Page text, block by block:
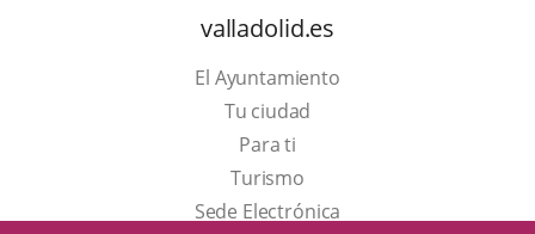
valladolid.es
El Ayuntamiento
Tu ciudad
Para ti
TurismoEste
enlace
Sede Electrónica